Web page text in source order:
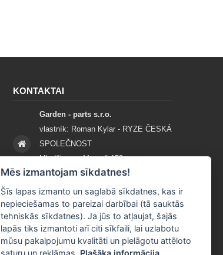
KONTAKTAI
Garden - parts s.r.o.
vlastník: Roman Kylar - RYZE ČESKÁ
SPOLEČNOST
Mladějov na Moravě 153
56935 Mladějov na Moravě
+420 777 96 96 03
info@garden-parts.cz
Mēs izmantojam sīkdatnes!
Šīs lapas izmanto un saglabā sīkdatnes, kas ir
nepieciešamas to pareizai darbībai (tā sauktās
tehniskās sīkdatnes). Ja jūs to atļaujat, šajās
lapās tiks izmantoti arī citi sīkfaili, lai uzlabotu
mūsu pakalpojumu kvalitāti un pielāgotu attēloto
saturu un reklāmas. Plašāka informācija